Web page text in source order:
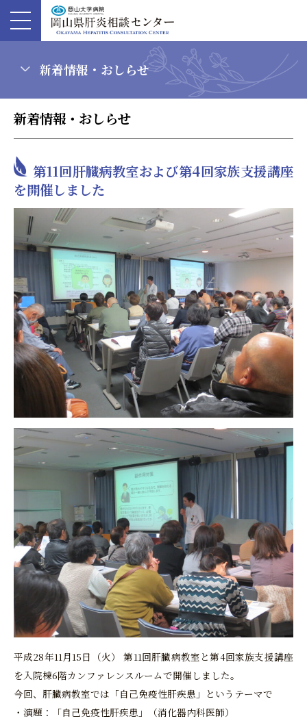
新着情報・おしらせ
新着情報・おしらせ
第11回肝臓病教室および第4回家族支援講座
を開催しました
平成28年11月15日（火） 第11回肝臓病教室と第4回家族支援講座
を入院棟6階カンファレンスルームで開催しました。
今回、肝臓病教室では「自己免疫性肝疾患」というテーマで
・演題：「自己免疫性肝疾患」（消化器内科医師）